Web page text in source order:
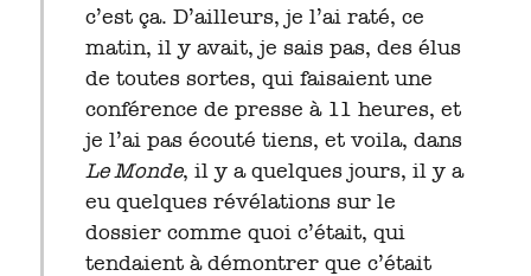
c’est ça. D’ailleurs, je l’ai raté, ce
matin, il y avait, je sais pas, des élus
de toutes sortes, qui faisaient une
conférence de presse à 11 heures, et
je l’ai pas écouté tiens, et voila, dans
Le Monde, il y a quelques jours, il y a
eu quelques révélations sur le
dossier comme quoi c’était, qui
tendaient à démontrer que c’était